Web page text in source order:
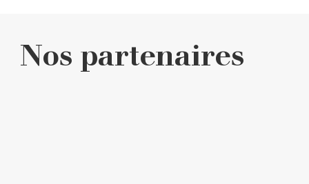
Nos partenaires